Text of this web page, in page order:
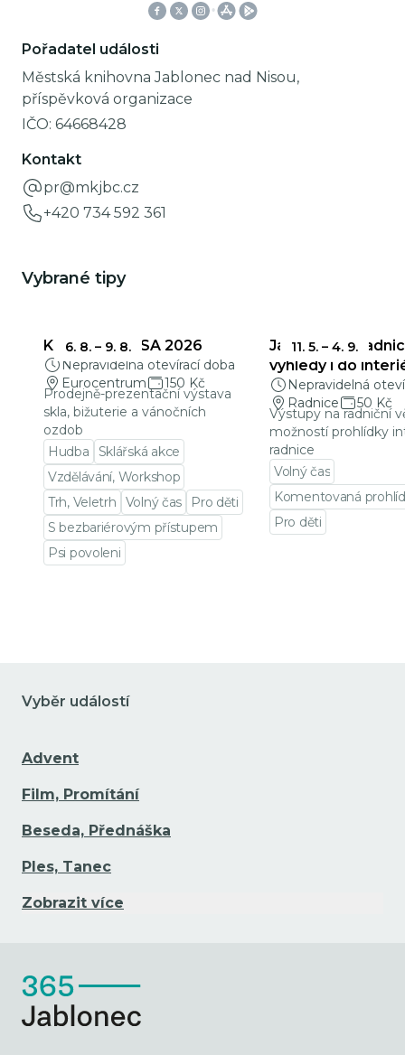
Pořadatel události
Městská knihovna Jablonec nad Nisou,
příspěvková organizace
IČO: 64668428
Kontakt
pr@mkjbc.cz
+420 734 592 361
Vybrané tipy
6. 8. – 9. 8.
KŘEHKÁ KRÁSA 2026
Nepravidelná otevírací doba
Eurocentrum
150 Kč
Prodejně-prezentační výstava
skla, bižuterie a vánočních
ozdob
Hudba
Sklářská akce
Vzdělávání, Workshop
Trh, Veletrh
Volný čas
Pro děti
S bezbariérovým přístupem
Psi povoleni
11. 5. – 4. 9.
Jablonecká
výhledy i do
Nepravidelná
Radnice
50 Kč
Výstupy na radniční
možností prohlídky
radnice
Volný čas
Komentovaná
Pro děti
Vyběr událostí
Advent
Film, Promítání
Beseda, Přednáška
Ples, Tanec
Zobrazit více